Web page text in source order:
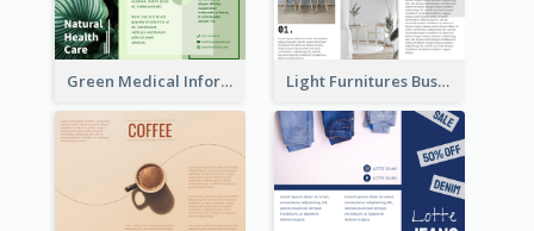
Green Medical Informational Tri Fold Brochure Light Furnitures Business Tri Fold Brochure